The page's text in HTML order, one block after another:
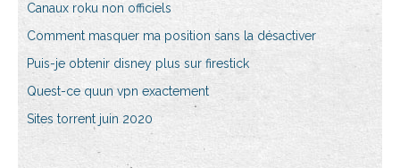
Canaux roku non officiels
Comment masquer ma position sans la désactiver
Puis-je obtenir disney plus sur firestick
Quest-ce quun vpn exactement
Sites torrent juin 2020